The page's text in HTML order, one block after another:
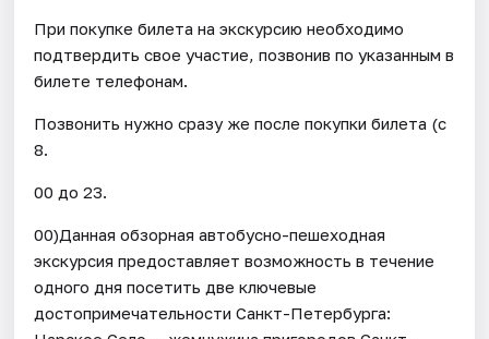
При покупке билета на экскурсию необходимо
подтвердить свое участие, позвонив по указанным в
билете телефонам.
Позвонить нужно сразу же после покупки билета (с
8.
00 до 23.
00)Данная обзорная автобусно-пешеходная
экскурсия предоставляет возможность в течение
одного дня посетить две ключевые
достопримечательности Санкт-Петербурга: